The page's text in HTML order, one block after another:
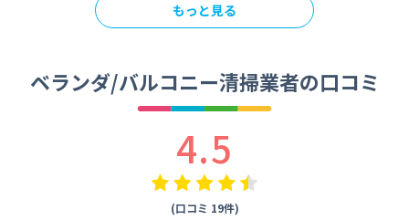
もっと見る
ベランダ/バルコニー清掃業者の口コミ
4.5
(口コミ 19件)